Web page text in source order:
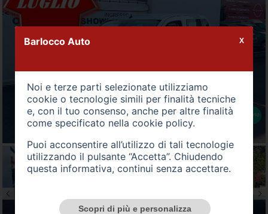
Barlocco Auto
Noi e terze parti selezionate utilizziamo
cookie o tecnologie simili per finalità tecniche
e, con il tuo consenso, anche per altre finalità
come specificato nella cookie policy.
Puoi acconsentire all’utilizzo di tali tecnologie
utilizzando il pulsante “Accetta”. Chiudendo
questa informativa, continui senza accettare.
Scopri di più e personalizza
X